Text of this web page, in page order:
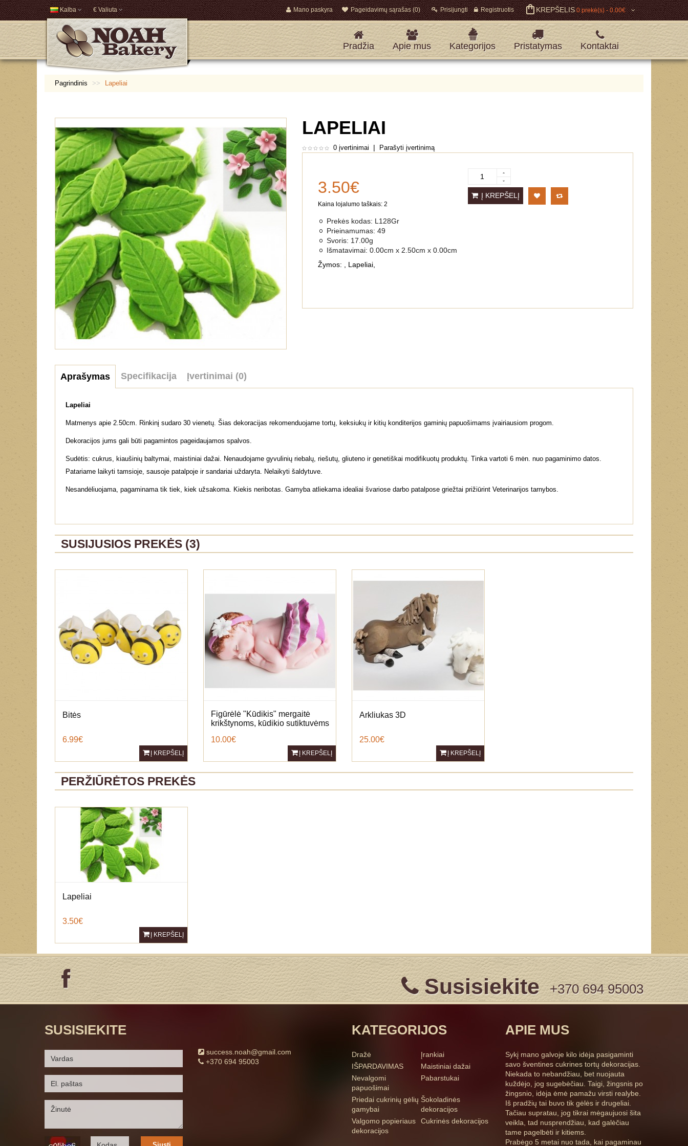
Kalba € Valiuta KREPŠELIS 0 prekė(s) - 0.00€
Prisijungti Registruotis
Mano paskyra Pageidavimų sąrašas (0)
Pradžia Apie mus Kategorijos Pristatymas Kontaktai
Pagrindinis Lapeliai
LAPELIAI
0 įvertinimai | Parašyti įvertinimą
3.50€
Kaina lojalumo taškais: 2
Į KREPŠELĮ
Prekės kodas: L128Gr
Prieinamumas: 49
Svoris: 17.00g
Išmatavimai: 0.00cm x 2.50cm x 0.00cm
Žymos:
Lapeliai
Aprašymas Specifikacija Įvertinimai (0)
Lapeliai
Matmenys apie 2.50cm. Rinkinį sudaro 30 vienetų. Šias dekoracijas rekomenduojame tortų, keksiukų ir kitių konditerijos gaminių papuošimams įvairiausiom progom.
Dekoracijos jums gali būti pagamintos pageidaujamos spalvos.
Sudėtis: cukrus, kiaušinių baltymai, maistiniai dažai. Nenaudojame gyvulinių riebalų, riešutų, gliuteno ir genetiškai modifikuotų produktų. Tinka vartoti 6 mėn. nuo pagaminimo datos.
Patariame laikyti tamsioje, sausoje patalpoje ir sandariai uždaryta. Nelaikyti šaldytuve.
Nesandėliuojama, pagaminama tik tiek, kiek užsakoma. Kiekis neribotas. Gamyba atliekama idealiai švariose darbo patalpose griežtai prižiūrint Veterinarijos tarnybos.
SUSIJUSIOS PREKĖS (3)
Bitės
6.99€
Į KREPŠELĮ
Figūrėlė "Kūdikis" mergaitė
krikštynoms, kūdikio sutiktuvėms
10.00€
Į KREPŠELĮ
Arkliukas 3D
25.00€
Į KREPŠELĮ
PERŽIŪRĖTOS PREKĖS
Lapeliai
3.50€
Į KREPŠELĮ
+370 694 95003
Susisiekite
SUSISIEKITE
success.noah@gmail.com
+370 694 95003
KATEGORIJOS
Dražė
Įrankiai
IŠPARDAVIMAS
Maistiniai dažai
Nevalgomi
papuošimai
Pabarstukai
Priedai cukrinių gėlių
gamybai
Šokoladinės
dekoracijos
Valgomo popieriaus
dekoracijos
Cukrinės dekoracijos
APIE MUS
Sykį mano galvoje kilo idėja pasigaminti
savo šventines cukrines tortų dekoracijas.
Niekada to nebandžiau, bet nuojauta
kuždėjo, jog sugebėčiau. Taigi, žingsnis po
žingsnio, idėja ėmė pamažu virsti realybe.
Iš pradžių tai buvo tik gėlės ir drugeliai.
Tačiau supratau, jog tikrai mėgaujuosi šita
veikla, tad nusprendžiau, kad galėčiau
tame pagelbėti ir kitiems.
Prabėgo 5 metai nuo tada, kai pagaminau